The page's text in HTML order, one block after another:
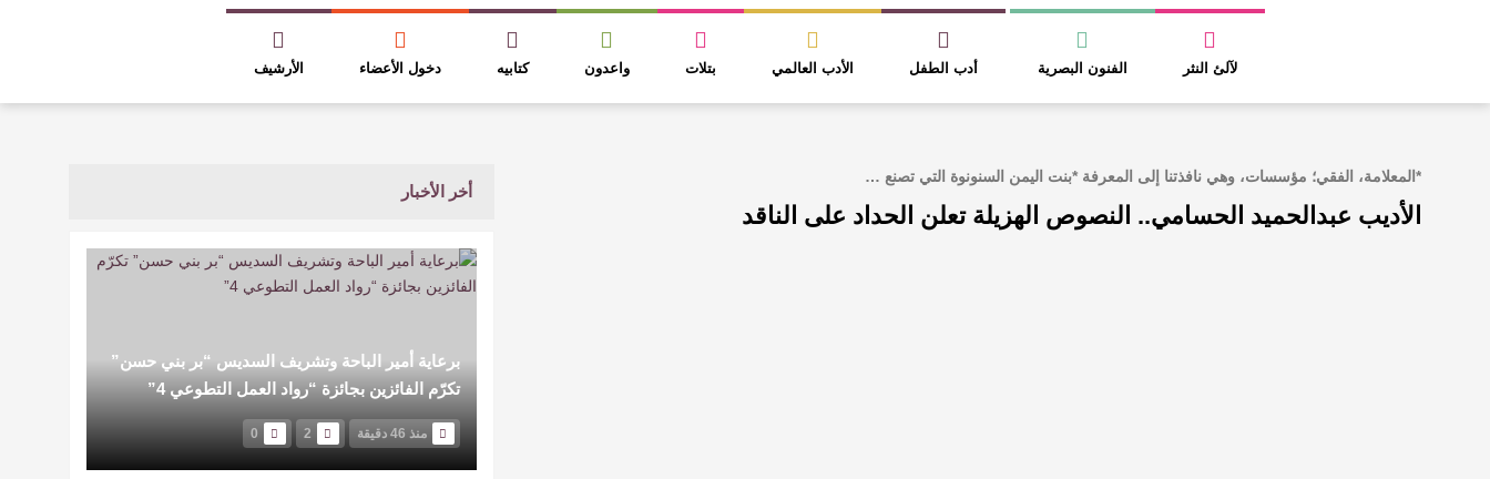
لآلئ النثر الفنون البصرية أدب الطفل الأدب العالمي بتلات واعدون كتابيه دخول الأعضاء الأرشيف
أخر الأخبار
برعاية أمير الباحة وتشريف السديس “بر بني حسن”
تكرّم الفائزين بجائزة “رواد العمل التطوعي 4”
منذ 46 دقيقة 2
0
*المعلامة، الفقي؛ مؤسسات، وهي نافذتنا إلى المعرفة *بنت اليمن السنونوة التي تصنع …
الأديب عبدالحميد الحسامي.. النصوص الهزيلة تعلن الحداد على الناقد